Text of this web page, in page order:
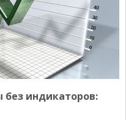
индикаторов: